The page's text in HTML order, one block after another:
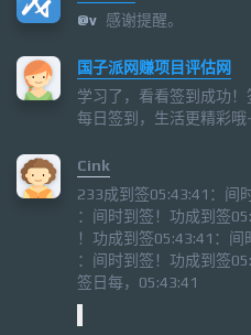
@v 感谢提醒。
国子派网赚项目评估网
学习了，看看签到成功！
每日签到，生活更精彩哦
Cink
233‮233222签到成功！签到时间：14:34:50签到成
功！签到时间：
14:34:50签到成功！签
签到时间：14:34:50签到
14:34:50，每日签